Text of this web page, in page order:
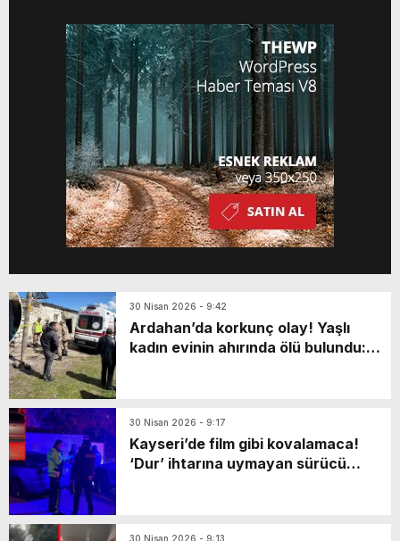
30 Nisan 2026 - 9:42
Ardahan’da korkunç olay! Yaşlı
kadın evinin ahırında ölü bulundu:
30 Nisan 2026 - 9:17
Kayseri’de film gibi kovalamaca!
‘Dur’ ihtarına uymayan sürücü
30 Nisan 2026 - 9:13